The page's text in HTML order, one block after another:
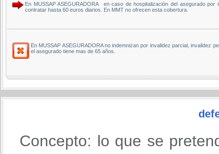
En MUSSAP ASEGURADORA en caso de hospitalización del asegurado
contratar hasta 60 euros diarios. En MMT no ofrecen esta cobertura.
En MUSSAP ASEGURADORA no indemnizan por invalidez parcial, invalidez
el asegurado tiene mas de 65 años.
Concepto: lo que se